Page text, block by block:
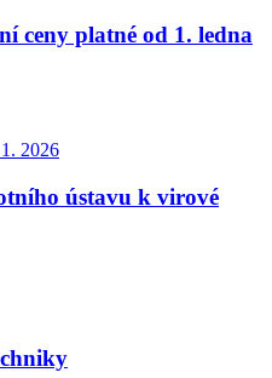
ceny platné od 1. ledna
2026
ústavu k virové